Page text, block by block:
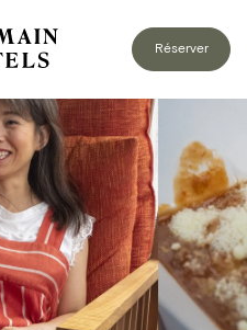
Réserver